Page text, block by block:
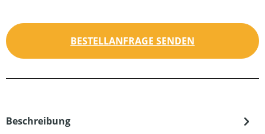
BESTELLANFRAGE SENDEN
Beschreibung